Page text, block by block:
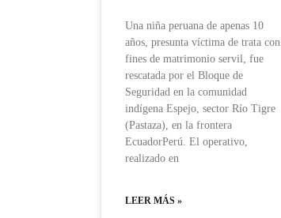
Una niña peruana de apenas 10
años, presunta víctima de trata con
fines de matrimonio servil, fue
rescatada por el Bloque de
Seguridad en la comunidad
indígena Espejo, sector Río Tigre
(Pastaza), en la frontera
EcuadorPerú. El operativo,
realizado en
LEER MÁS »